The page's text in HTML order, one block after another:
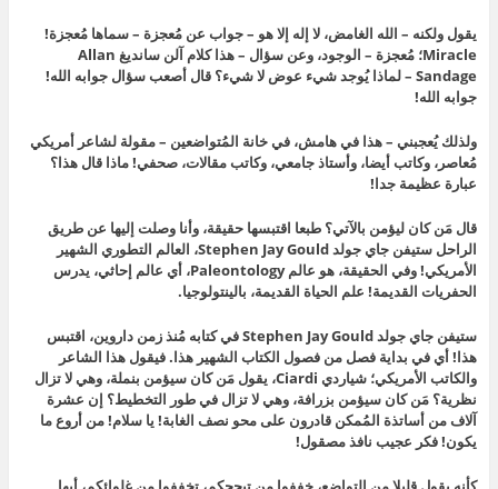
يقول ولكنه – الله الغامض، لا إله إلا هو – جواب عن مُعجزة – سماها مُعجزة!
Miracle؛ مُعجزة – الوجود، وعن سؤال – هذا كلام آلن سانديغ Allan
Sandage – لماذا يُوجد شيء عوض لا شيء؟ قال أصعب سؤال جوابه الله!
جوابه الله!
ولذلك يُعجبني – هذا في هامش، في خانة المُتواضعين – مقولة لشاعر أمريكي
مُعاصر، وكاتب أيضا، وأستاذ جامعي، وكاتب مقالات، صحفي! ماذا قال هذا؟
عبارة عظيمة جدا!
قال مَن كان ليؤمن بالآتي؟ طبعا اقتبسها حقيقة، وأنا وصلت إليها عن طريق
الراحل ستيفن جاي جولد Stephen Jay Gould، العالم التطوري الشهير
الأمريكي! وفي الحقيقة، هو عالم Paleontology، أي عالم إحاثي، يدرس
الحفريات القديمة! علم الحياة القديمة، بالينتولوجيا.
ستيفن جاي جولد Stephen Jay Gould في كتابه مُنذ زمن داروين، اقتبس
هذا! أي في بداية فصل من فصول الكتاب الشهير هذا. فيقول هذا الشاعر
والكاتب الأمريكي؛ شياردي Ciardi، يقول مَن كان سيؤمن بنملة، وهي لا تزال
نظرية؟ مَن كان سيؤمن بزرافة، وهي لا تزال في طور التخطيط؟ إن عشرة
آلاف من أساتذة المُمكن قادرون على محو نصف الغابة! يا سلام! من أروع ما
يكون! فكر عجيب نافذ مصقول!